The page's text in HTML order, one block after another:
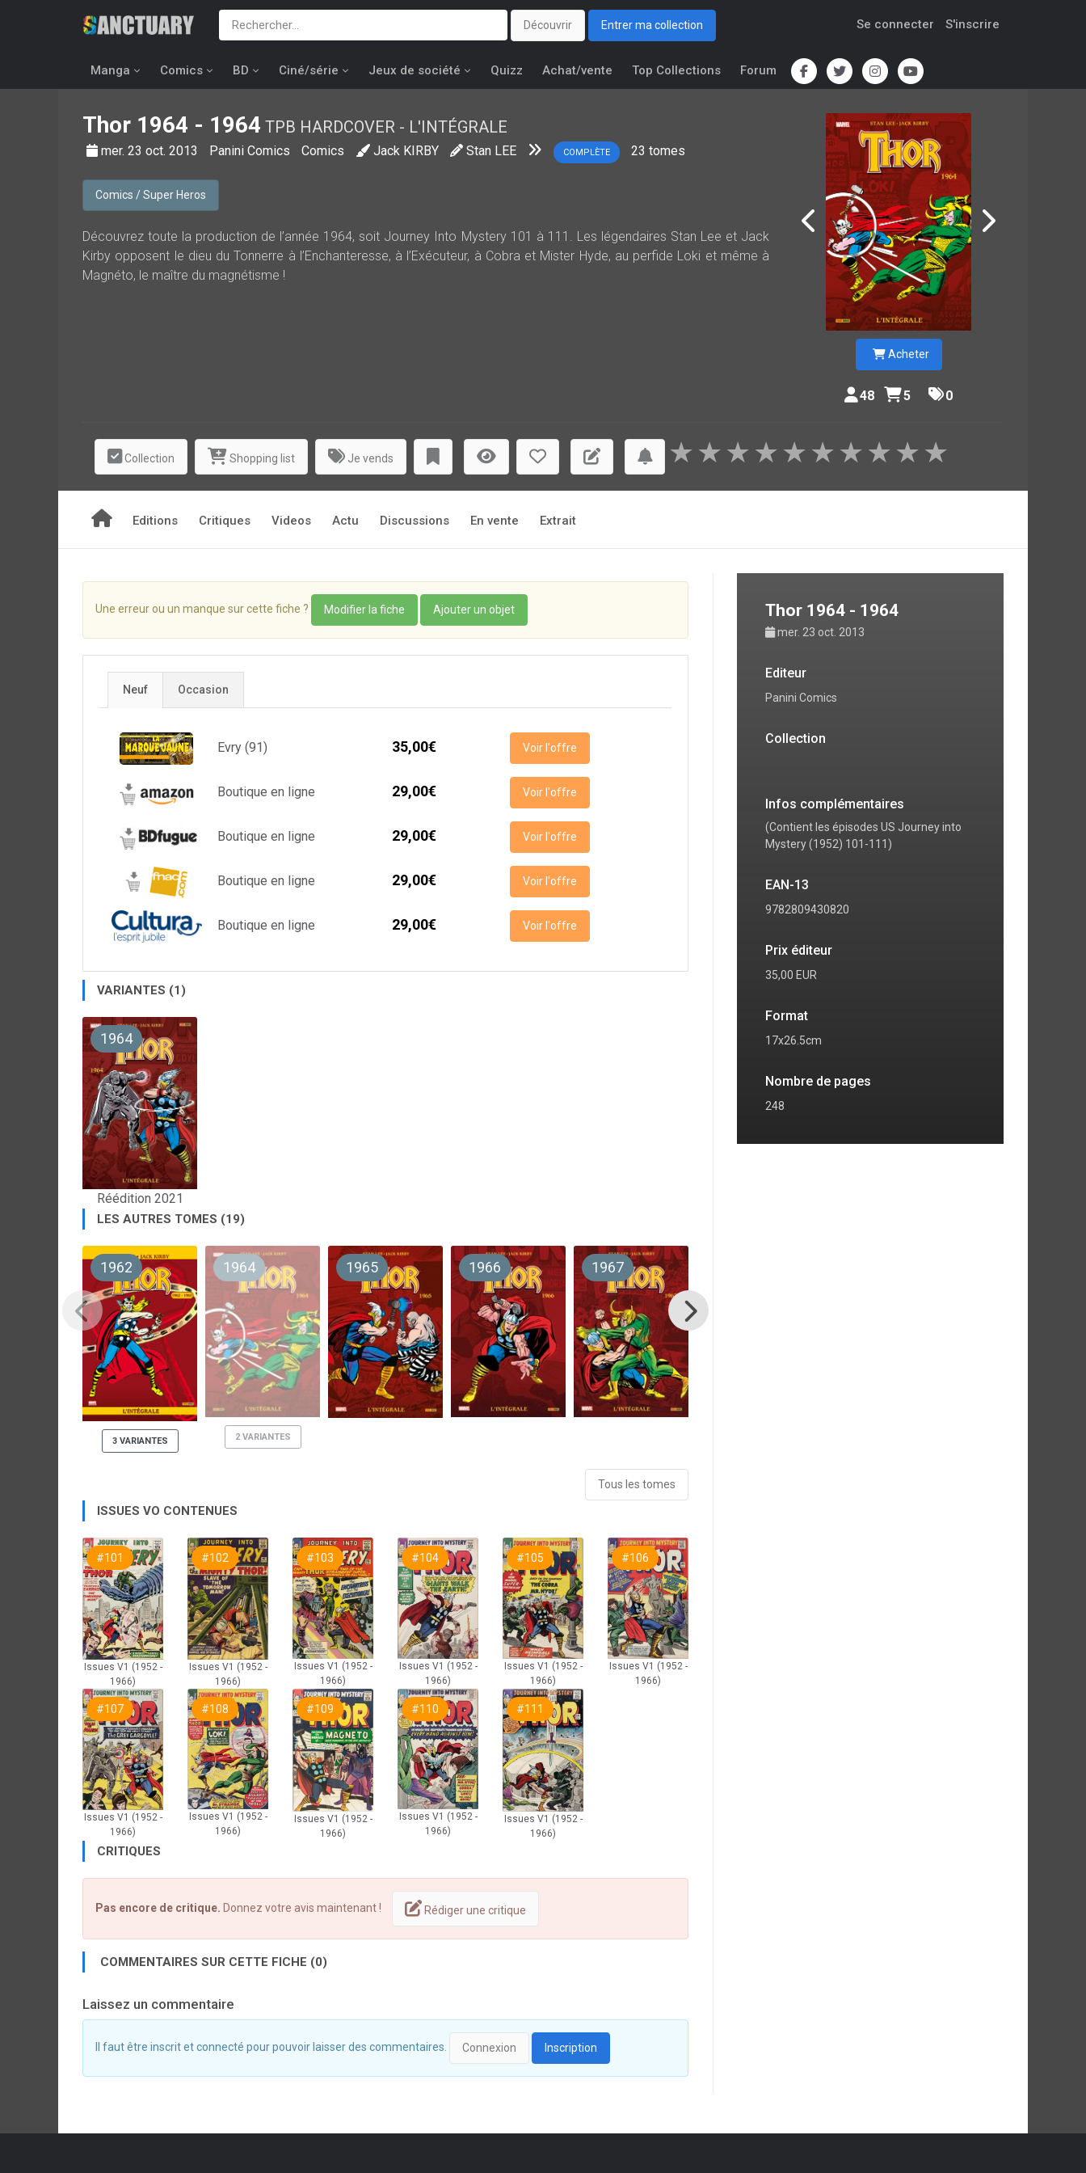
Découvrir Entrer ma collection Se connecter S'inscrire
Manga Comics BD Ciné/série Jeux de société Quizz Achat/vente Top Collections Forum
Thor 1964 - 1964 TPB HARDCOVER - L'INTÉGRALE
mer. 23 oct. 2013 Panini Comics Comics Jack KIRBY Stan LEE COMPLÈTE 23 tomes
Comics / Super Heros
Découvrez toute la production de l’année 1964, soit Journey Into Mystery 101 à 111. Les légendaires Stan Lee et Jack
Kirby opposent le dieu du Tonnerre à l’Enchanteresse, à l’Exécuteur, à Cobra et Mister Hyde, au perfide Loki et même à
Magnéto, le maître du magnétisme !
Acheter
48 5 0
Collection Shopping list Je vends ★
★
★
★
★
★
★
★
★
★
Editions Critiques Videos Actu Discussions En vente Extrait
Une erreur ou un manque sur cette fiche ? Modifier la fiche Ajouter un objet
Neuf Occasion
Evry (91) 35,00€ Voir l'offre
Boutique en ligne 29,00€ Voir l'offre
Boutique en ligne 29,00€ Voir l'offre
Boutique en ligne 29,00€ Voir l'offre
Boutique en ligne 29,00€ Voir l'offre
VARIANTES (1)
Réédition 2021
1964
LES AUTRES TOMES (19)
3 VARIANTES
1962
2 VARIANTES
1964 1965 1966 1967
Tous les tomes
ISSUES VO CONTENUES
#101
Issues V1 (1952 -
1966)
#102
Issues V1 (1952 -
1966)
#103
Issues V1 (1952 -
1966)
#104
Issues V1 (1952 -
1966)
#105
Issues V1 (1952 -
1966)
#106
Issues V1 (1952 -
1966)
#107
Issues V1 (1952 -
1966)
#108
Issues V1 (1952 -
1966)
#109
Issues V1 (1952 -
1966)
#110
Issues V1 (1952 -
1966)
#111
Issues V1 (1952 -
1966)
CRITIQUES
Pas encore de critique. Donnez votre avis maintenant ! Rédiger une critique
COMMENTAIRES SUR CETTE FICHE (0)
Laissez un commentaire
Il faut être inscrit et connecté pour pouvoir laisser des commentaires. Connexion Inscription
Thor 1964 - 1964
mer. 23 oct. 2013
Editeur
Panini Comics
Collection
Infos complémentaires
(Contient les épisodes US Journey into
Mystery (1952) 101-111)
EAN-13
9782809430820
Prix éditeur
35,00 EUR
Format
17x26.5cm
Nombre de pages
248